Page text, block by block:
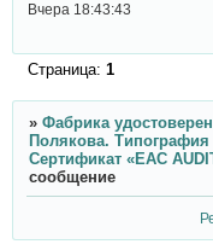
Вчера 18:43:43
Страница: 1
» Фабрика
Полякова. Типография
Сертификат «ЕАС
сообщение